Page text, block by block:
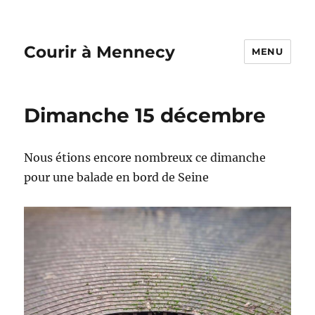
Courir à Mennecy MENU
Dimanche 15 décembre
Nous étions encore nombreux ce dimanche
pour une balade en bord de Seine